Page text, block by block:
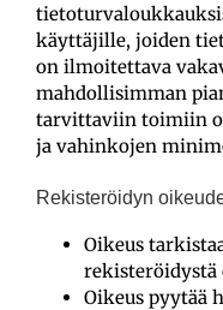
käyttäjille, joiden
on ilmoitettava
mahdollisimman
tarvittaviin toimiin
ja vahinkojen
Rekisteröidyn
Oikeus
Oikeus pyytää